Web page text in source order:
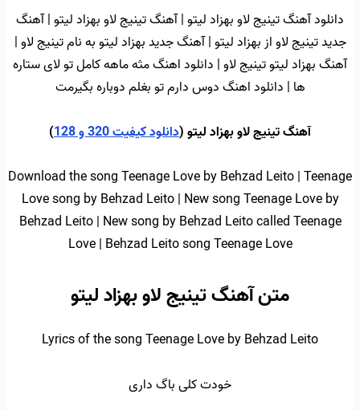
دانلود آهنگ تینیج لاو بهزاد لیتو | آهنگ تینیج لاو بهزاد لیتو | آهنگ
جدید تینیج لاو از بهزاد لیتو | آهنگ جدید بهزاد لیتو به نام تینیج لاو |
آهنگ بهزاد لیتو تینیج لاو | دانلود اهنگ مثه ماهه کامل تو لای ستاره
ها | دانلود اهنگ دوس دارم تو بغلم دوباره بگیرمت
آهنگ تینیج لاو بهزاد لیتو (دانلود کیفیت 320 و 128 )
Download the song Teenage Love by Behzad Leito | Teenage
Love song by Behzad Leito | New song Teenage Love by
Behzad Leito | New song by Behzad Leito called Teenage
Love | Behzad Leito song Teenage Love
متن آهنگ تینیج لاو بهزاد لیتو
Lyrics of the song Teenage Love by Behzad Leito
خودت کلی باگ داری